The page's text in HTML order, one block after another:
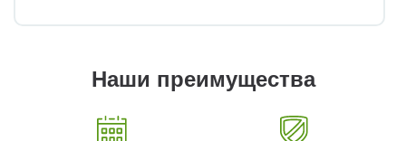
Наши преимущества